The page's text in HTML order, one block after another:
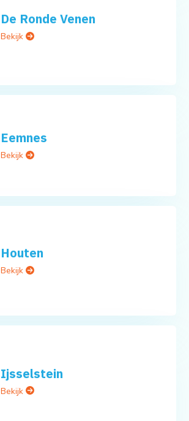
De Ronde Venen
Bekijk
Eemnes
Bekijk
Houten
Bekijk
Ijsselstein
Bekijk